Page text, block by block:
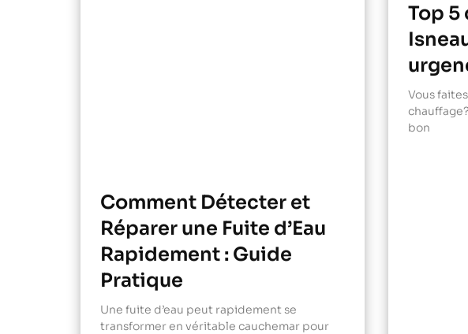
Comment Détecter et
Réparer une Fuite d’Eau
Rapidement : Guide
Pratique
Une fuite d’eau peut rapidement se
transformer en véritable cauchemar pour
Top 5
Vous
bon